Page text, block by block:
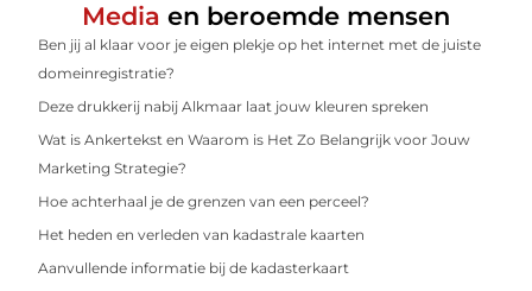
Media en beroemde mensen
Ben jij al klaar voor je eigen plekje op het internet met de juiste
domeinregistratie?
Deze drukkerij nabij Alkmaar laat jouw kleuren spreken
Wat is Ankertekst en Waarom is Het Zo Belangrijk voor Jouw
Marketing Strategie?
Hoe achterhaal je de grenzen van een perceel?
Het heden en verleden van kadastrale kaarten
Aanvullende informatie bij de kadasterkaart